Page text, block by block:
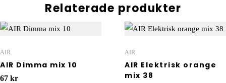
Relaterade produkter
AIR
AIR Dimma mix 10
67 kr
AIR
AIR Elektrisk orange
mix 38